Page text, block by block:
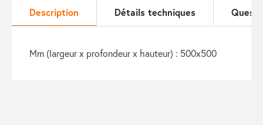
Description Détails techniques
mm (largeur x profondeur x hauteur) : 500x500